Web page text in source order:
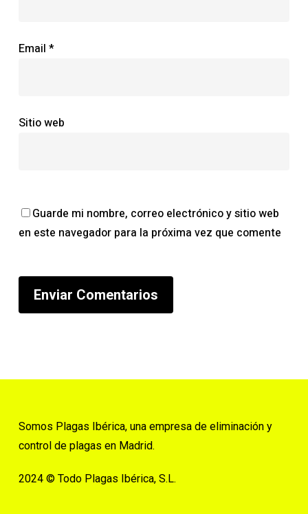
Email *
Sitio web
Guarde mi nombre, correo electrónico y sitio web
en este navegador para la próxima vez que comente
Somos Plagas Ibérica, una empresa de eliminación y
control de plagas en Madrid.
2024 © Todo Plagas Ibérica, S.L.